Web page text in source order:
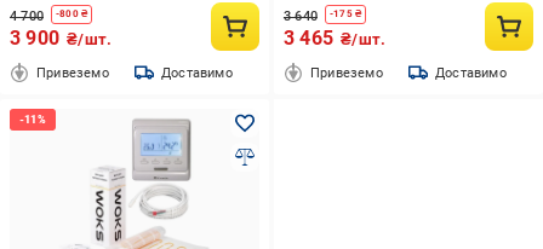
4 700 -800₴
3 900 ₴/шт.
Привеземо Доставимо
3 640 -175₴
3 465 ₴/шт.
Привеземо Доставимо